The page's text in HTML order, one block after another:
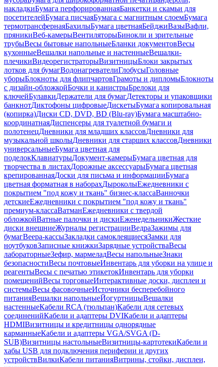
накладкиБумага перфорированнаяБанкетки и скамьи для
посетителейБумага писчаяБумага с магнитным слоемБумага
термотрансфернаяБахилыБумага цветнаяБейджиВазыВафли,
пряникиВеб-камерыВентиляторыБинокли и зрительные
трубыВесы бытовые напольныеБланки документовВесы
кухонныеВешалки напольные и настенныеВешалки-
плечикиВидеорегистраторыВизитницыБлоки закрытых
лотков для бумагВодонагревателиГлобусыГоловные
уборыБлокноты для флипчартовГрамоты и дипломыБлокноты
с дизайн-обложкойБочки и канистрыБрелоки для
ключейБулавкиДержатели для бумагДетекторы и упаковщики
банкнотДиктофоны цифровыеДискетыБумага копировальная
(копирка)Диски CD, DVD, BD (Blu-ray)Бумага масштабно-
координатнаяДиспенсеры для туалетной бумаги и
полотенецДневники для младших классовДневники для
музыкальной школыДневники для старших классовДневники
универсальныеБумага цветная для
поделокКлавиатурыДокумент-камерыБумага цветная для
творчества в листахДорожные аксессуарыБумага цветная
крепированнаяДоски для письма и информацииБумага
цветная форматная в наборахДыроколыЕжедневники с
покрытием "под кожу и ткань" бизнес-классаВанночки
детскиеЕжедневники с покрытием "под кожу и ткань"
премиум-классаВатманЕжедневники с твердой
обложкойВатные палочки и дискиЕженедельникиЖесткие
диски внешниеЖурналы регистрацииВедраЗажимы для
бумагВеера-кассыЗакладки самоклеящиесяЗамки для
ноутбуковЗаписные книжкиЗарядные устройстваВесы
лабораторныеЗефир, мармеладВесы напольныеЗнаки
безопасностиВесы почтовыеИнвентарь для уборки на улице и
реагентыВесы с печатью этикетокИнвентарь для уборки
помещенийВесы торговыеИнтерактивные доски, дисплеи и
системыВесы фасовочныеИсточники бесперебойного
питанияВешалки напольныеЙогуртницыВешалки
настенныеКабели RCA (тюльпан)Кабели для сетевых
соединенийКабели и адаптеры DVIКабели и адаптеры
HDMIВизитницы и кредитницы однорядные
карманныеКабели и адаптеры VGA/SVGA (D-
SUB)Визитницы настольныеВизитницы-картотекиКабели и
хабы USB для подключения периферии и других
устройствВилкиКабели питанияВитрины, стойки, дисплеи,